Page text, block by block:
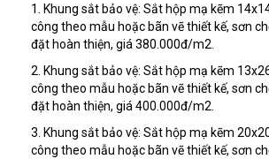
1. Khung sắt bảo vệ: Sắt hộp mạ kẽm
công theo mẫu hoặc bãn vẽ thiết kế, sơn
đặt hoàn thiện, giá 380.000đ/m2.
2. Khung sắt bảo vệ: Sắt hộp mạ kẽm
công theo mẫu hoặc bãn vẽ thiết kế, sơn
đặt hoàn thiện, giá 400.000đ/m2.
3. Khung sắt bảo vệ: Sắt hộp mạ kẽm
công theo mẫu hoặc bãn vẽ thiết kế, sơn